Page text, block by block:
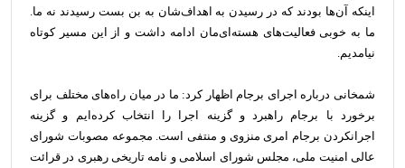
اینکه آن‌ها بودند که در رسیدن به اهداف‌شان به بن بست رسیدند نه ما.
ما به خوبی فعالیت‌های هسته‌ای‌مان ادامه داشت و از این مسیر کوتاه
نیامدیم.
شمخانی درباره اجرای برجام اظهار کرد: ما در میان راه‌های مختلف برای
برخورد با برجام راهبرد و گزینه اجرا را انتخاب کرده‌ایم و گزینه
اجرانکردن برجام امری منزوی و منتفی است. مجموعه مصوبات شورای
عالی امنیت ملی، مجلس شورای اسلامی و نامه تاریخی رهبری در قرائت